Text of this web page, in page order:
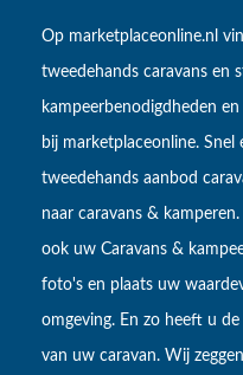
Op marketplaceonline.nl
tweedehands caravans en
kampeerbenodigdheden
bij marketplaceonline.
tweedehands aanbod
naar caravans &
ook uw Caravans &
foto's en plaats uw
omgeving. En zo heeft u
van uw caravan. Wij